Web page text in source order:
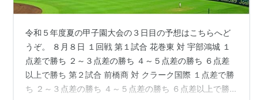
令和５年度夏の甲子園大会の３日目の予想はこちらへど
うぞ。 ８月８日 １回戦 第１試合 花巻東 対 宇部鴻城 １
点差で勝ち ２～３点差の勝ち ４～５点差の勝ち ６点差
以上で勝ち 第２試合 前橋商 対 クラーク国際 １点差で勝
ち ２～３点差の勝ち ４～５点差の勝ち ６点差以上で勝